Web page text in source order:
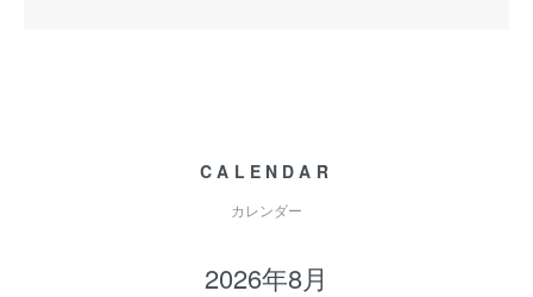
CALENDAR
カレンダー
2026年8月